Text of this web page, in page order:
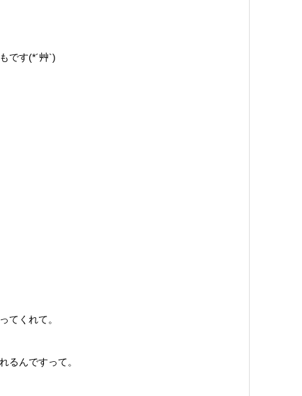
です(*´艸`)
てくれて。
るんですって。